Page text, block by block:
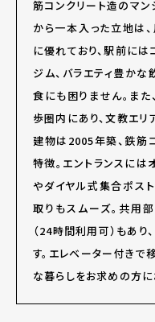
筋コンクリート造のマン
から一本入った立地は
に優れており、駅前には
ジム、バラエティ豊か
食にも困りません。ま
歩圏内にあり、文教エリ
建物は2005年築、鉄筋
特徴。エントランスには
やダイヤル式集合ポス
取りもスムーズ。共用
（24時間利用可）もあり
す。エレベーター付きで
な暮らしをお求めの方に